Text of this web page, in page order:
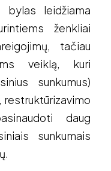
bylas leidžiama
ženkliai
tačiau
veiklą, kuri
sunkumus)
restruktūrizavimo
daug
sunkumais